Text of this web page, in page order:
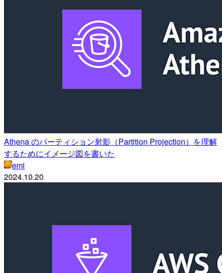
Athena のパーティション射影（Partition Projection）を理解
するためにイメージ図を書いた
emi
2024.10.20